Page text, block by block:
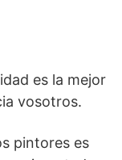
es la mejor
vosotros.
pintores es